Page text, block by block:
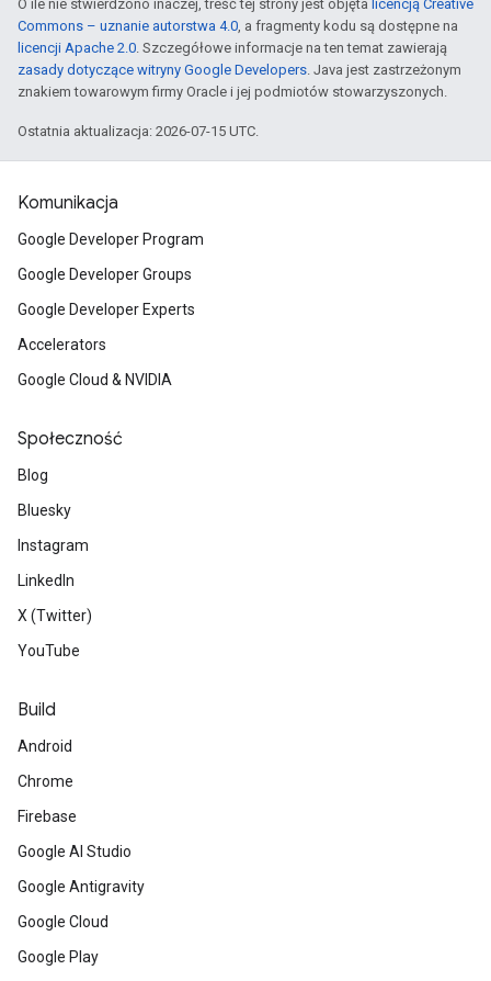
O ile nie stwierdzono inaczej, treść tej strony jest objęta licencją Creative
Commons – uznanie autorstwa 4.0 , a fragmenty kodu są dostępne na
licencji Apache 2.0 . Szczegółowe informacje na ten temat zawierają
zasady dotyczące witryny Google Developers . Java jest zastrzeżonym
znakiem towarowym firmy Oracle i jej podmiotów stowarzyszonych.
Ostatnia aktualizacja: 2026-07-15 UTC.
Komunikacja
Google Developer Program
Google Developer Groups
Google Developer Experts
Accelerators
Google Cloud & NVIDIA
Społeczność
Blog
Bluesky
Instagram
LinkedIn
X (Twitter)
YouTube
Build
Android
Chrome
Firebase
Google AI Studio
Google Antigravity
Google Cloud
Google Play